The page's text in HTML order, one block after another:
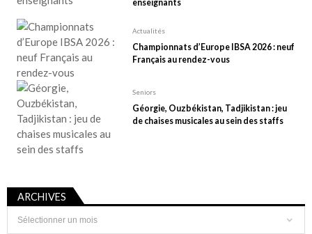
enseignants
Actualités
Championnats d’Europe IBSA 2026 : neuf
Français au rendez-vous
Seniors
Géorgie, Ouzbékistan, Tadjikistan : jeu
de chaises musicales au sein des staffs
ARCHIVES
Archives